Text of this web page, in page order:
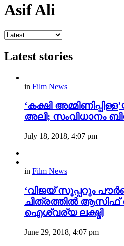
Asif Ali
Latest stories
in Film News
‘കക്ഷി
അലി; സംവിധാനം
July 18, 2018, 4:07 pm
in Film News
‘വിജയ് സൂപ്പറും
ചിത്രത്തിൽ ആസിഫ്
ഐശ്വര്യ ലക്ഷ്മി
June 29, 2018, 4:07 pm